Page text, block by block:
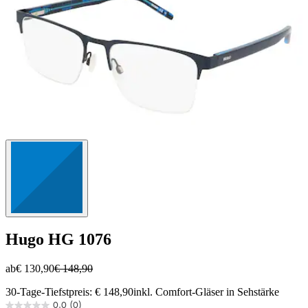
Hugo HG 1076
ab€ 130,90€ 148,90
30-Tage-Tiefstpreis: € 148,90inkl. Comfort-Gläser in Sehstärke
0.0 (0)